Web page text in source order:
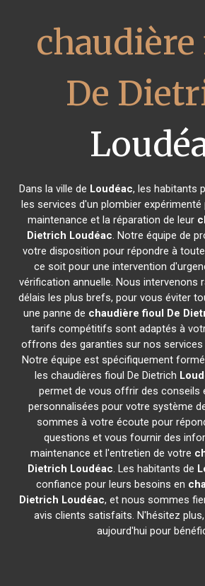
De
Dans la ville de Loudéac, les habitants
les services d'un plombier
maintenance et la réparation de leur
Dietrich Loudéac. Notre équipe de
votre disposition pour répondre à
ce soit pour une intervention
vérification annuelle. Nous intervenons
délais les plus brefs, pour vous éviter
une panne de chaudière fioul De
tarifs compétitifs sont adaptés à
offrons des garanties sur nos services
Notre équipe est spécifiquement
les chaudières fioul De Dietrich
permet de vous offrir des conseils
personnalisées pour votre système
sommes à votre écoute pour
questions et vous fournir des
maintenance et l'entretien de votre
Dietrich Loudéac. Les habitants de
confiance pour leurs besoins en
Dietrich Loudéac, et nous sommes
avis clients satisfaits. N'hésitez
aujourd'hui pour